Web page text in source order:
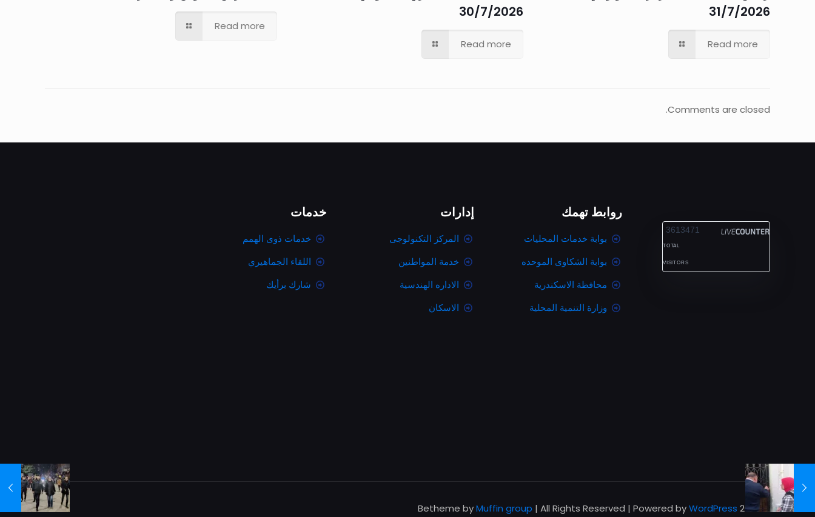
31/7/2026
Read more
30/7/2026
Read more
Read more
Comments are closed.
3613471
TOTAL
VISITORS
روابط تهمك
بوابة خدمات المحليات
بوابة الشكاوى الموحده
محافظة الاسكندرية
وزارة التنمية المحلية
إدارات
المركز التكنولوجى
خدمة المواطنين
الاداره الهندسية
الاسكان
خدمات
خدمات ذوى الهمم
اللقاء الجماهيري
شارك برأيك
© 2026 Betheme by
Muffin group | All Rights Reserved | Powered byWordPress